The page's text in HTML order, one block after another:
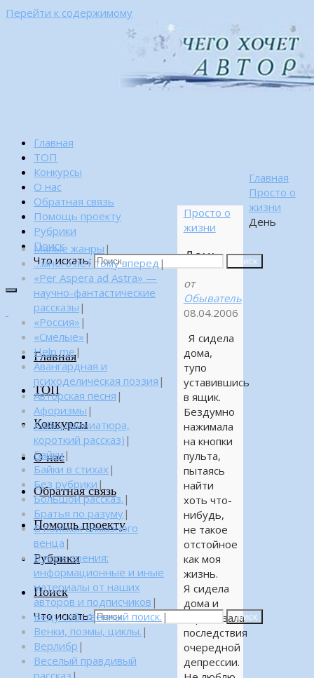
Перейти к содержимому
Главная
ТОП
Конкурсы
О нас
Обратная связь
Помощь проекту
Рубрики
Поиск
Что искать:
Поиск
Главная
ТОП
Конкурсы
О нас
Обратная связь
Помощь проекту
Рубрики
Поиск
Что искать: Поиск
Главная
Просто о
жизни
День
Просто о
жизни
День
от
Обыватель
08.04.2006
Я сидела
дома,
тупо
уставившись
в ящик.
Бездумно
нажимала
на кнопки
пульта,
пытаясь
найти
хоть что-
нибудь,
не такое
отстойное
как моя
жизнь.
Я сидела
дома и
переживала
последствия
очередной
депрессии.
Малые жанры |
…много лет тому вперед |
«Per Aspera ad Astra» —
научно-фантастические
рассказы |
«Россия» |
«Смелые» |
Help me|
Авангардная и
психоделическая поэзия |
Авторская песня |
Афоризмы |
Байка (миниатюра,
короткий рассказ) |
Байки|
Байки в стихах |
Без рубрики |
Большой рассказ. |
Братья по разуму|
В поисках алмазного
венца |
В поле зрения:
информационные и иные
материалы от наших
авторов и подписчиков |
Веду собственный поиск. |
Венки, поэмы, циклы. |
Верлибр |
Веселый правдивый
рассказ |